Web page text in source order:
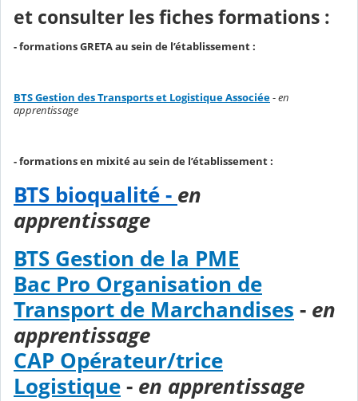
et consulter les fiches formations :
- formations GRETA au sein de l’établissement :
BTS Gestion des Transports et Logistique Associée-en
apprentissage
- formations en mixité au sein de l’établissement :
BTS bioqualité - en
apprentissage
BTS Gestion de la PME
Bac Pro Organisation de
Transport de Marchandises - en
apprentissage
CAP Opérateur/trice
Logistique - en apprentissage